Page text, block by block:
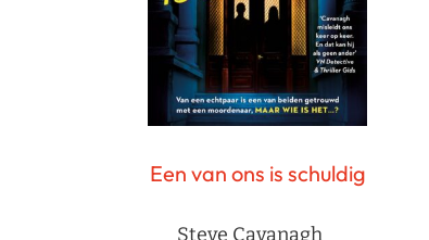
Een van ons is schuldig
Steve Cavanagh